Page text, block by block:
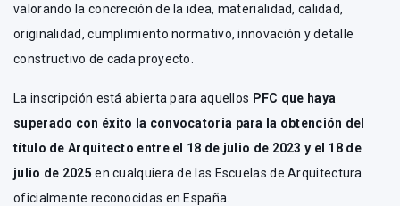
valorando la concreción de la idea, materialidad, calidad,
originalidad, cumplimiento normativo, innovación y detalle
constructivo de cada proyecto.
La inscripción está abierta para aquellos PFC que haya
superado con éxito la convocatoria para la obtención del
título de Arquitecto entre el 18 de julio de 2023 y el 18 de
julio de 2025 en cualquiera de las Escuelas de Arquitectura
oficialmente reconocidas en España.